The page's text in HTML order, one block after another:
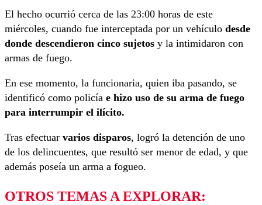
El hecho ocurrió cerca de las 23:00 horas de este
miércoles, cuando fue interceptada por un vehículo desde
donde descendieron cinco sujetos y la intimidaron con
armas de fuego.
En ese momento, la funcionaria, quien iba pasando, se
identificó como policía e hizo uso de su arma de fuego
para interrumpir el ilícito.
Tras efectuar varios disparos, logró la detención de uno
de los delincuentes, que resultó ser menor de edad, y que
además poseía un arma a fogueo.
OTROS TEMAS A EXPLORAR: